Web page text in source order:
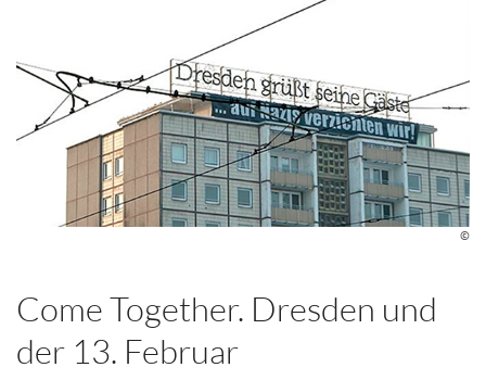
©
Come Together. Dresden und
der 13. Februar